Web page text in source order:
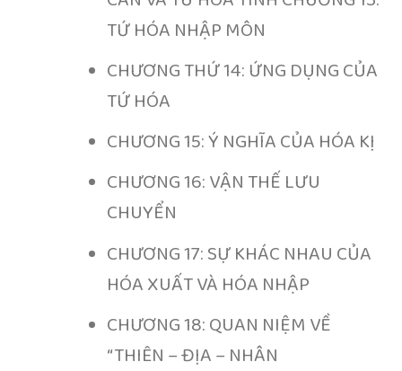
TỨ HÓA NHẬP MÔN
CHƯƠNG THỨ 14: ỨNG DỤNG CỦA
TỨ HÓA
CHƯƠNG 15: Ý NGHĨA CỦA HÓA KỊ
CHƯƠNG 16: VẬN THẾ LƯU
CHUYỂN
CHƯƠNG 17: SỰ KHÁC NHAU CỦA
HÓA XUẤT VÀ HÓA NHẬP
CHƯƠNG 18: QUAN NIỆM VỀ
“THIÊN – ĐỊA – NHÂN